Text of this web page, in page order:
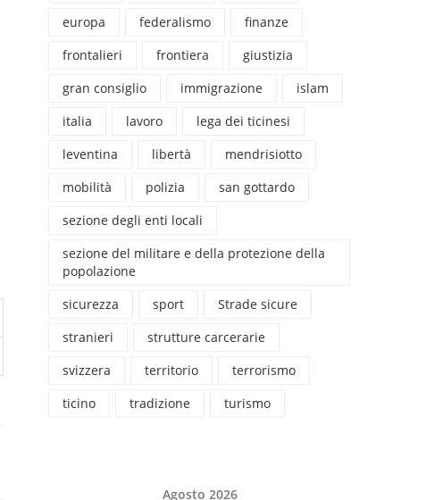
europa
federalismo
finanze
frontalieri
frontiera
giustizia
gran consiglio
immigrazione
islam
italia
lavoro
lega dei ticinesi
leventina
libertà
mendrisiotto
mobilità
polizia
san gottardo
sezione degli enti locali
sezione del militare e della protezione della
popolazione
sicurezza
sport
Strade sicure
stranieri
strutture carcerarie
svizzera
territorio
terrorismo
ticino
tradizione turismo
Agosto 2026